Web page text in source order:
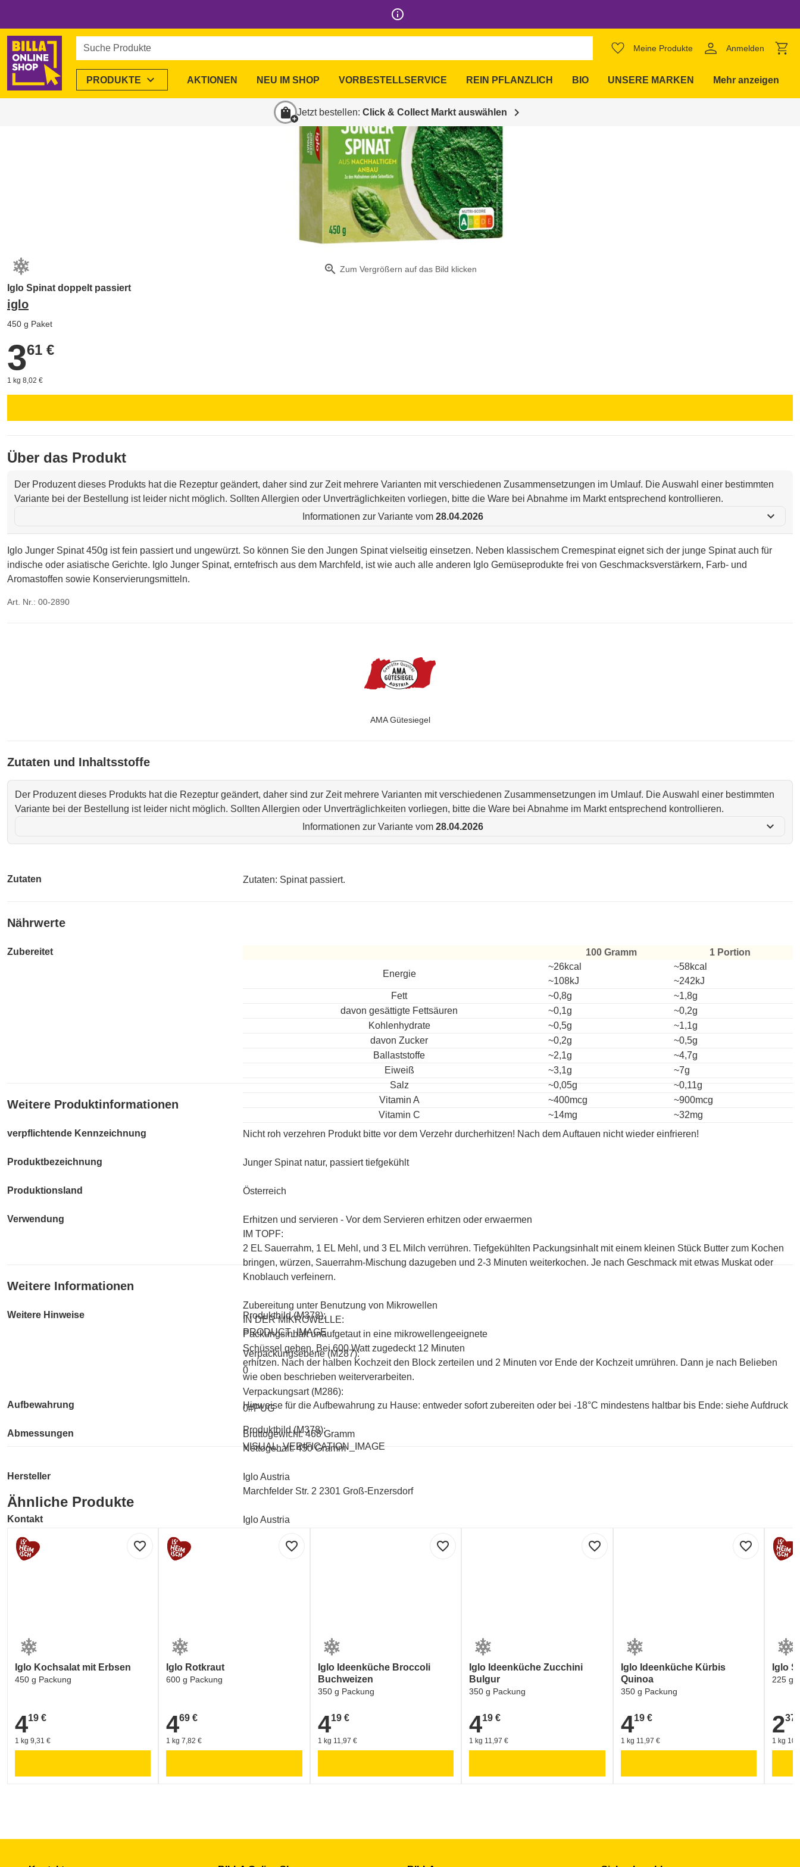
info_outline
Suche Produkte
Meine Produkte Anmelden
PRODUKTE expand_more AKTIONEN NEU IM SHOP VORBESTELLSERVICE REIN PFLANZLICH BIO UNSERE MARKEN Mehr anzeigen
shopping_bag Jetzt bestellen: Click & Collect Markt auswählen chevron_right
favorite_border
zoom_in Zum Vergrößern auf das Bild klicken
Iglo Spinat doppelt passiert
iglo
450 g Paket
3,61 €
361 €
1 kg 8,02 €
Über das Produkt
Der Produzent dieses Produkts hat die Rezeptur geändert, daher sind zur Zeit mehrere Varianten mit verschiedenen Zusammensetzungen im Umlauf. Die Auswahl einer bestimmten
Variante bei der Bestellung ist leider nicht möglich. Sollten Allergien oder Unverträglichkeiten vorliegen, bitte die Ware bei Abnahme im Markt entsprechend kontrollieren.
Informationen zur Variante vom 28.04.2026 expand_more
Iglo Junger Spinat 450g ist fein passiert und ungewürzt. So können Sie den Jungen Spinat vielseitig einsetzen. Neben klassischem Cremespinat eignet sich der junge Spinat auch für
indische oder asiatische Gerichte. Iglo Junger Spinat, erntefrisch aus dem Marchfeld, ist wie auch alle anderen Iglo Gemüseprodukte frei von Geschmacksverstärkern, Farb- und
Aromastoffen sowie Konservierungsmitteln.
Art. Nr.: 00-2890
AMA Gütesiegel
Zutaten und Inhaltsstoffe
Der Produzent dieses Produkts hat die Rezeptur geändert, daher sind zur Zeit mehrere Varianten mit verschiedenen Zusammensetzungen im Umlauf. Die Auswahl einer bestimmten
Variante bei der Bestellung ist leider nicht möglich. Sollten Allergien oder Unverträglichkeiten vorliegen, bitte die Ware bei Abnahme im Markt entsprechend kontrollieren.
Informationen zur Variante vom 28.04.2026 expand_more
Zutaten Zutaten: Spinat passiert.
Nährwerte
Zubereitet
100 Gramm 1 Portion
Energie
~26kcal
~108kJ
~58kcal
~242kJ
Fett
~0,8g
~1,8g
davon gesättigte Fettsäuren
~0,1g
~0,2g
Kohlenhydrate
~0,5g
~1,1g
davon Zucker
~0,2g
~0,5g
Ballaststoffe
~2,1g
~4,7g
Eiweiß
~3,1g
~7g
Salz
~0,05g
~0,11g
Vitamin A
~400mcg
~900mcg
Vitamin C
~14mg ~32mg
Weitere Produktinformationen
verpflichtende Kennzeichnung Nicht roh verzehren Produkt bitte vor dem Verzehr durcherhitzen! Nach dem Auftauen nicht wieder einfrieren!
Produktbezeichnung Junger Spinat natur, passiert tiefgekühlt
Produktionsland Österreich
Verwendung
Erhitzen und servieren - Vor dem Servieren erhitzen oder erwaermen
IM TOPF:
2 EL Sauerrahm, 1 EL Mehl, und 3 EL Milch verrühren. Tiefgekühlten Packungsinhalt mit einem kleinen Stück Butter zum Kochen
bringen, würzen, Sauerrahm-Mischung dazugeben und 2-3 Minuten weiterkochen. Je nach Geschmack mit etwas Muskat oder
Knoblauch verfeinern.
Zubereitung unter Benutzung von Mikrowellen
IN DER MIKROWELLE:
Packungsinhalt unaufgetaut in eine mikrowellengeeignete
Schüssel geben. Bei 600 Watt zugedeckt 12 Minuten
erhitzen. Nach der halben Kochzeit den Block zerteilen und 2 Minuten vor Ende der Kochzeit umrühren. Dann je nach Belieben
wie oben beschrieben weiterverarbeiten.
Aufbewahrung Hinweise für die Aufbewahrung zu Hause: entweder sofort zubereiten oder bei -18°C mindestens haltbar bis Ende: siehe Aufdruck
Abmessungen
Bruttogewicht: 468 Gramm
Nettogehalt: 450 Gramm
Hersteller
Iglo Austria
Marchfelder Str. 2 2301 Groß-Enzersdorf
Kontakt
Iglo Austria
Umwelt und Verpackung:
Weitere Informationen
Weitere Hinweise
Produktbild (M378):
PRODUCT_IMAGE
Verpackungsebene (M287):
0
Verpackungsart (M286):
0#PUG
Produktbild (M378):
VISUAL_VERIFICATION_IMAGE
Ähnliche Produkte
favorite_border
Iglo Kochsalat mit Erbsen
450 g Packung
4,19 €
419 €
1 kg 9,31 €
favorite_border
Iglo Rotkraut
600 g Packung
4,69 €
469 €
1 kg 7,82 €
favorite_border
Iglo Ideenküche Broccoli
Buchweizen
350 g Packung
4,19 €
419 €
1 kg 11,97 €
favorite_border
Iglo Ideenküche Zucchini
Bulgur
350 g Packung
4,19 €
419 €
1 kg 11,97 €
favorite_border
Iglo Ideenküche Kürbis
Quinoa
350 g Packung
4,19 €
419 €
1 kg 11,97 €
Iglo
225 g
2,37 €
237
1 kg